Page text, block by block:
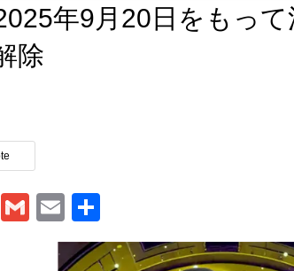
年9月20日をもっ
除
WhatsApp
GmailEmail
有